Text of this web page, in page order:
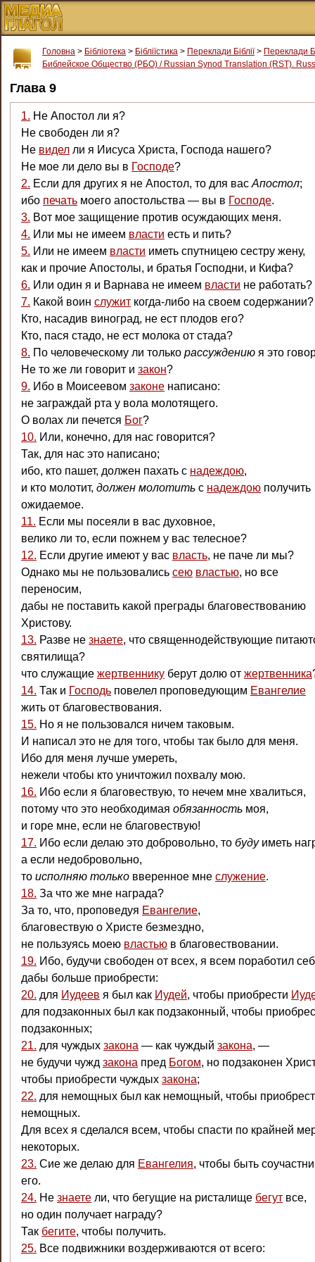
Головна > Бібліотека > Бібліїстика > Переклади Біблії> Переклади
Библейское Общество (РБО) / Russian Synod Translation (RST).
Глава 9
1. Не Апостол ли я?
Не свободен ли я?
Не видел ли я Иисуса Христа, Господа нашего?
Не мое ли дело вы в Господе?
2. Если для других я не Апостол, то для вас Апостол;
ибо печать моего апостольства — вы в Господе.
3. Вот мое защищение против осуждающих меня.
4. Или мы не имеем власти есть и пить?
5. Или не имеем власти иметь спутницею сестру жену,
как и прочие Апостолы, и братья Господни, и Кифа?
6. Или один я и Варнава не имеем власти не работать?
7. Какой воин служит когда-либо на своем содержании?
Кто, насадив виноград, не ест плодов его?
Кто, пася стадо, не ест молока от стада?
8. По человеческому ли только рассуждению я это
Не то же ли говорит и закон?
9. Ибо в Моисеевом законе написано:
не заграждай рта у вола молотящего.
О волах ли печется Бог?
10. Или, конечно, для нас говорится?
Так, для нас это написано;
ибо, кто пашет, должен пахать с надеждою,
и кто молотит, должен молотить с надеждою получить
ожидаемое.
11. Если мы посеяли в вас духовное,
велико ли то, если пожнем у вас телесное?
12. Если другие имеют у вас власть, не паче ли мы?
Однако мы не пользовались сею властью, но все
переносим,
дабы не поставить какой преграды благовествованию
Христову.
13. Разве не знаете, что священнодействующие
святилища?
что служащие жертвеннику берут долю от жертвенника
14. Так и Господь повелел проповедующим Евангелие
жить от благовествования.
15. Но я не пользовался ничем таковым.
И написал это не для того, чтобы так было для меня.
Ибо для меня лучше умереть,
нежели чтобы кто уничтожил похвалу мою.
16. Ибо если я благовествую, то нечем мне хвалиться,
потому что это необходимая обязанность моя,
и горе мне, если не благовествую!
17. Ибо если делаю это добровольно, то будуиметь
а если недобровольно,
то исполняю только вверенное мне служение.
18. За что же мне награда?
За то, что, проповедуя Евангелие,
благовествую о Христе безмездно,
не пользуясь моею властью в благовествовании.
19. Ибо, будучи свободен от всех, я всем поработил
дабы больше приобрести:
20. для Иудеев я был как Иудей, чтобы приобрести
для подзаконных был как подзаконный, чтобы
подзаконных;
21. для чуждых закона — как чуждый закона, —
не будучи чужд закона пред Богом, но подзаконен
чтобы приобрести чуждых закона;
22. для немощных был как немощный, чтобы
немощных.
Для всех я сделался всем, чтобы спасти по крайней
некоторых.
23. Сие же делаю для Евангелия, чтобы быть
его.
24. Не знаете ли, что бегущие на ристалище бегут все,
но один получает награду?
Так бегите, чтобы получить.
25. Все подвижники воздерживаются от всего: